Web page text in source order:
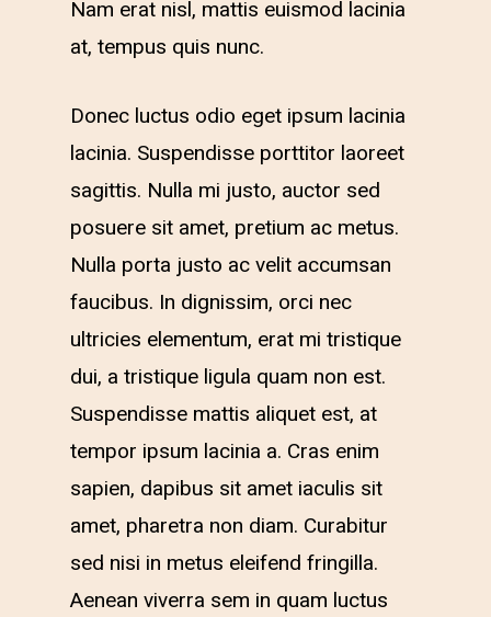
Nam erat nisl, mattis euismod lacinia
at, tempus quis nunc.
Donec luctus odio eget ipsum lacinia
lacinia. Suspendisse porttitor laoreet
sagittis. Nulla mi justo, auctor sed
posuere sit amet, pretium ac metus.
Nulla porta justo ac velit accumsan
faucibus. In dignissim, orci nec
ultricies elementum, erat mi tristique
dui, a tristique ligula quam non est.
Suspendisse mattis aliquet est, at
tempor ipsum lacinia a. Cras enim
sapien, dapibus sit amet iaculis sit
amet, pharetra non diam. Curabitur
sed nisi in metus eleifend fringilla.
Aenean viverra sem in quam luctus